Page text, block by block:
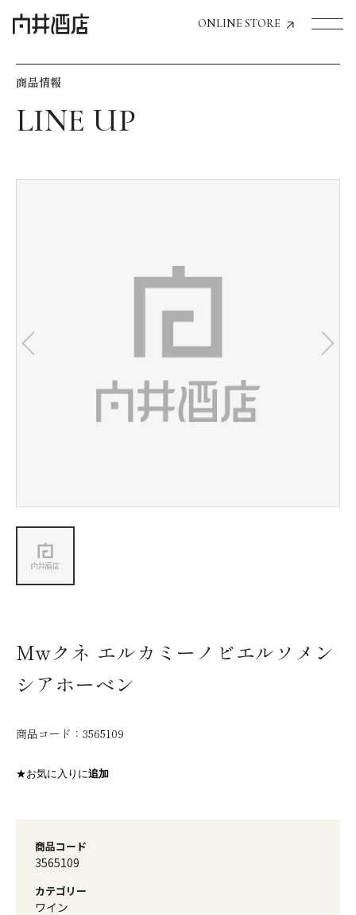
ONLINE STORE
飲食店経営のお客様
お気に入り機能の活用方法
会社情報
商品情報
Mwクネ エルカミーノビエルソメン
シアホーベン
商品コード： 3565109
★お気に入りに追加
商品コード
3565109
カテゴリー
ワイン